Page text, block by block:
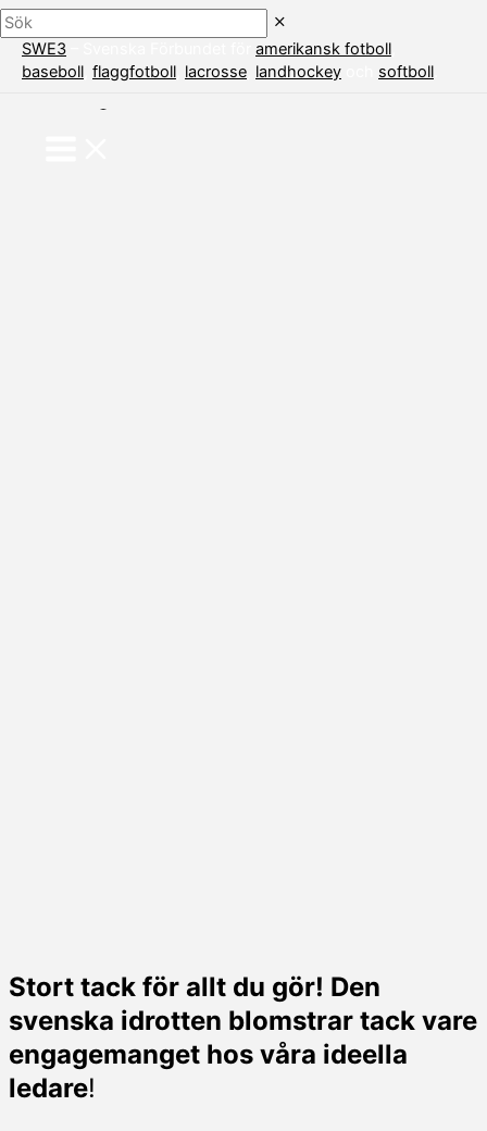
Hoppa
till
innehåll
Sök
SWE3
amerikansk fotboll
baseboll flaggfotboll lacrosse landhockey softboll
Stort tack för allt du gör! Den
svenska idrotten blomstrar tack vare
engagemanget hos våra ideella
ledare!